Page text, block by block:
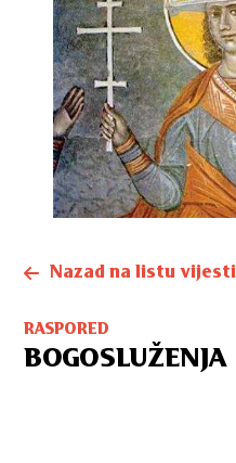
Nazad na listu vijesti
RASPORED
BOGOSLUŽENJA